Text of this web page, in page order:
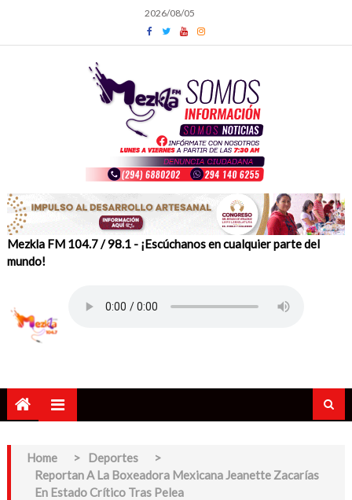
content
2026/08/05
Mezkla FM 104.7 / 98.1 - ¡Escúchanos en cualquier parte del
mundo!
Home > Deportes
>
Reportan A La Boxeadora Mexicana Jeanette Zacarías
En Estado Crítico Tras Pelea